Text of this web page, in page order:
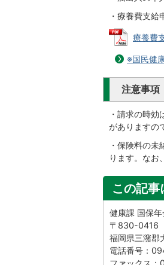
・療養費支給
療養費
※国民健
注意事項
・請求の時
がありますの
・保険料の
ります。なお
この記
健康課 国保
〒830-0416
福岡県三潴郡
電話番号：
ファックス